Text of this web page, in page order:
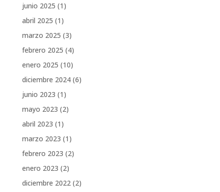
junio 2025 (1)
abril 2025 (1)
marzo 2025 (3)
febrero 2025 (4)
enero 2025 (10)
diciembre 2024(6)
junio 2023 (1)
mayo 2023 (2)
abril 2023 (1)
marzo 2023 (1)
febrero 2023 (2)
enero 2023 (2)
diciembre 2022(2)